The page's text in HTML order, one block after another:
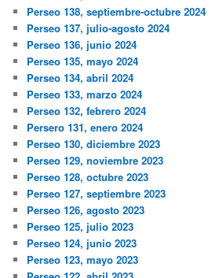
Perseo 138, septiembre-octubre 2024
Perseo 137, julio-agosto 2024
Perseo 136, junio 2024
Perseo 135, mayo 2024
Perseo 134, abril 2024
Perseo 133, marzo 2024
Perseo 132, febrero 2024
Persero 131, enero 2024
Perseo 130, diciembre 2023
Perseo 129, noviembre 2023
Perseo 128, octubre 2023
Perseo 127, septiembre 2023
Perseo 126, agosto 2023
Perseo 125, julio 2023
Perseo 124, junio 2023
Perseo 123, mayo 2023